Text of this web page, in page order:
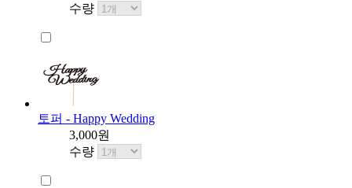
수량
토퍼 - Happy Wedding
3,000원
수량